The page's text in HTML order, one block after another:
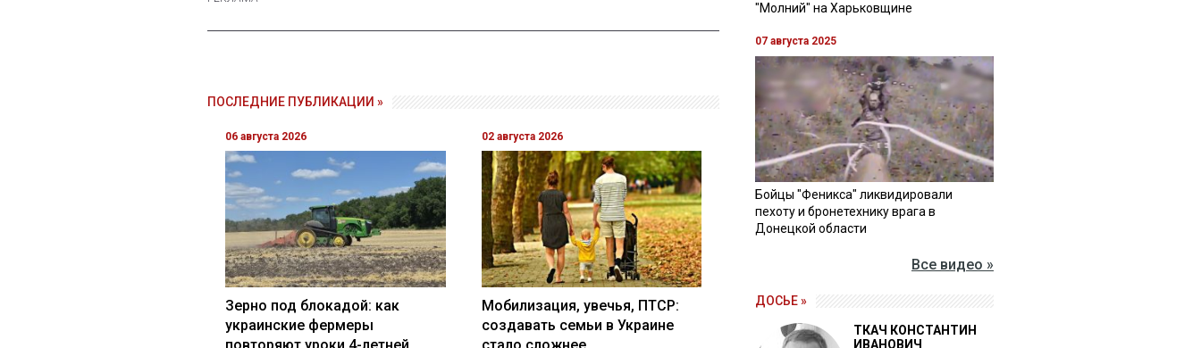
ПОСЛЕДНИЕ ПУБЛИКАЦИИ »
06 августа 2026
Зерно под блокадой: как
украинские фермеры
повторяют уроки 4-летней
02 августа 2026
Мобилизация, увечья, ПТСР:
создавать семьи в Украине
стало сложнее
"Молний" на Харьковщине
07 августа 2025
Бойцы "Феникса" ликвидировали
пехоту и бронетехнику врага в
Донецкой области
Все видео »
ДОСЬЕ »
ТКАЧ КОНСТАНТИН
ИВАНОВИЧ